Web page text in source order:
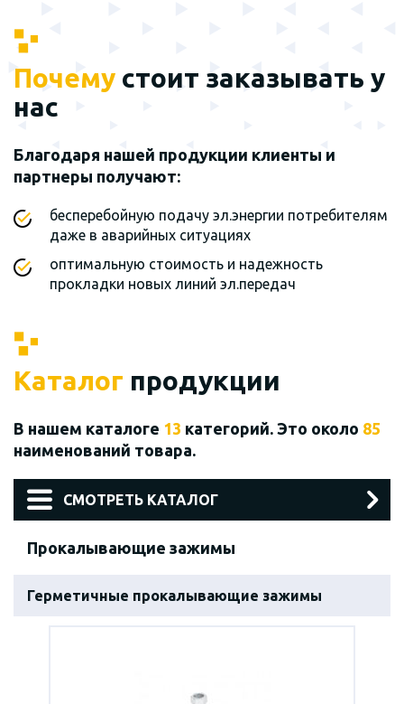
Почему стоит заказывать у
нас
Благодаря нашей продукции клиенты и
партнеры получают:
бесперебойную подачу эл.энергии потребителям
даже в аварийных ситуациях
оптимальную стоимость и надежность
прокладки новых линий эл.передач
Каталог продукции
В нашем каталоге 13 категорий. Это около 85
наименований товара.
СМОТРЕТЬ КАТАЛОГ
Прокалывающие зажимы
Герметичные прокалывающие зажимы